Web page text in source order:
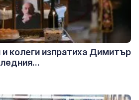
и колеги изпратиха Димитър